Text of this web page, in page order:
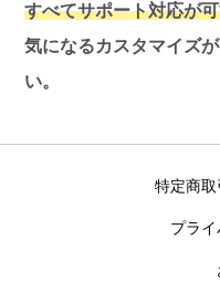
すべてサポート対応が
気になるカスタマイズ
い。
特定商
プラ